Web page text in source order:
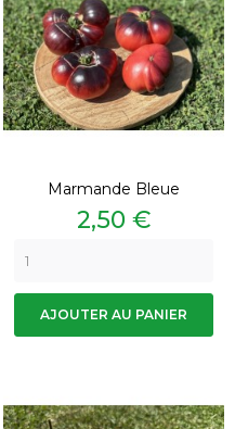
Marmande Bleue
Prix
2,50 €
AJOUTER AU PANIER